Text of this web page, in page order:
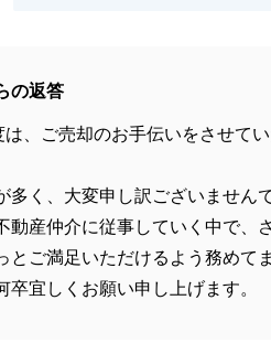
の返答
は、ご売却のお手伝いをさせて
多く、大変申し訳ございません
動産仲介に従事していく中で、
とご満足いただけるよう務めて
卒宜しくお願い申し上げます。